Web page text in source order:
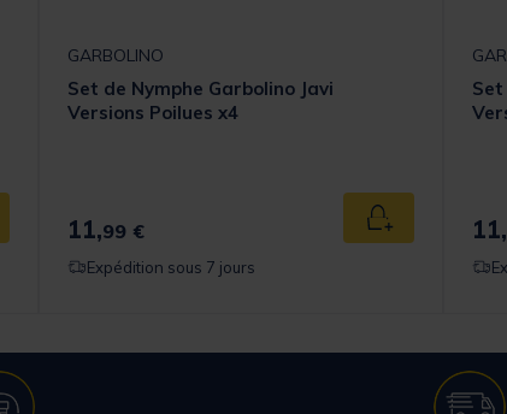
au panier
GARBOLINO
Set de Nymphe Garbolino Javi
Versions Poilues x4
11,99 € Ajouter au
Expédition sous 7 jours
Set
11,